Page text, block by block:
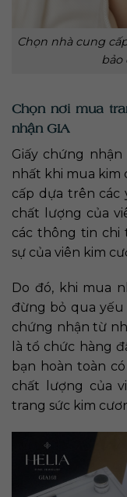
Chọn nhà cung
bảo
Chọn nơi mua
nhận GIA
Giấy chứng
nhất khi mua kim
cấp dựa trên
chất lượng của
các thông tin chi
sự của viên kim
Do đó, khi mua
đừng bỏ qua yếu
chứng nhận từ
là tổ chức hàng
bạn hoàn toàn
chất lượng của
trang sức kim